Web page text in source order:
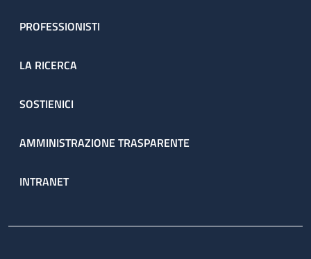
PROFESSIONISTI
LA RICERCA
SOSTIENICI
AMMINISTRAZIONE TRASPARENTE
INTRANET